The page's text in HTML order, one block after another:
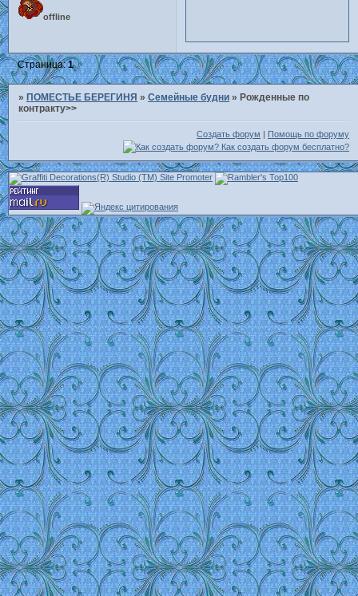
offline
Страница:1
» ПОМЕСТЬЕ БЕРЕГИНЯ »Семейные будни » Рожденные по
контракту>>
Создать форум | Помощь по форуму